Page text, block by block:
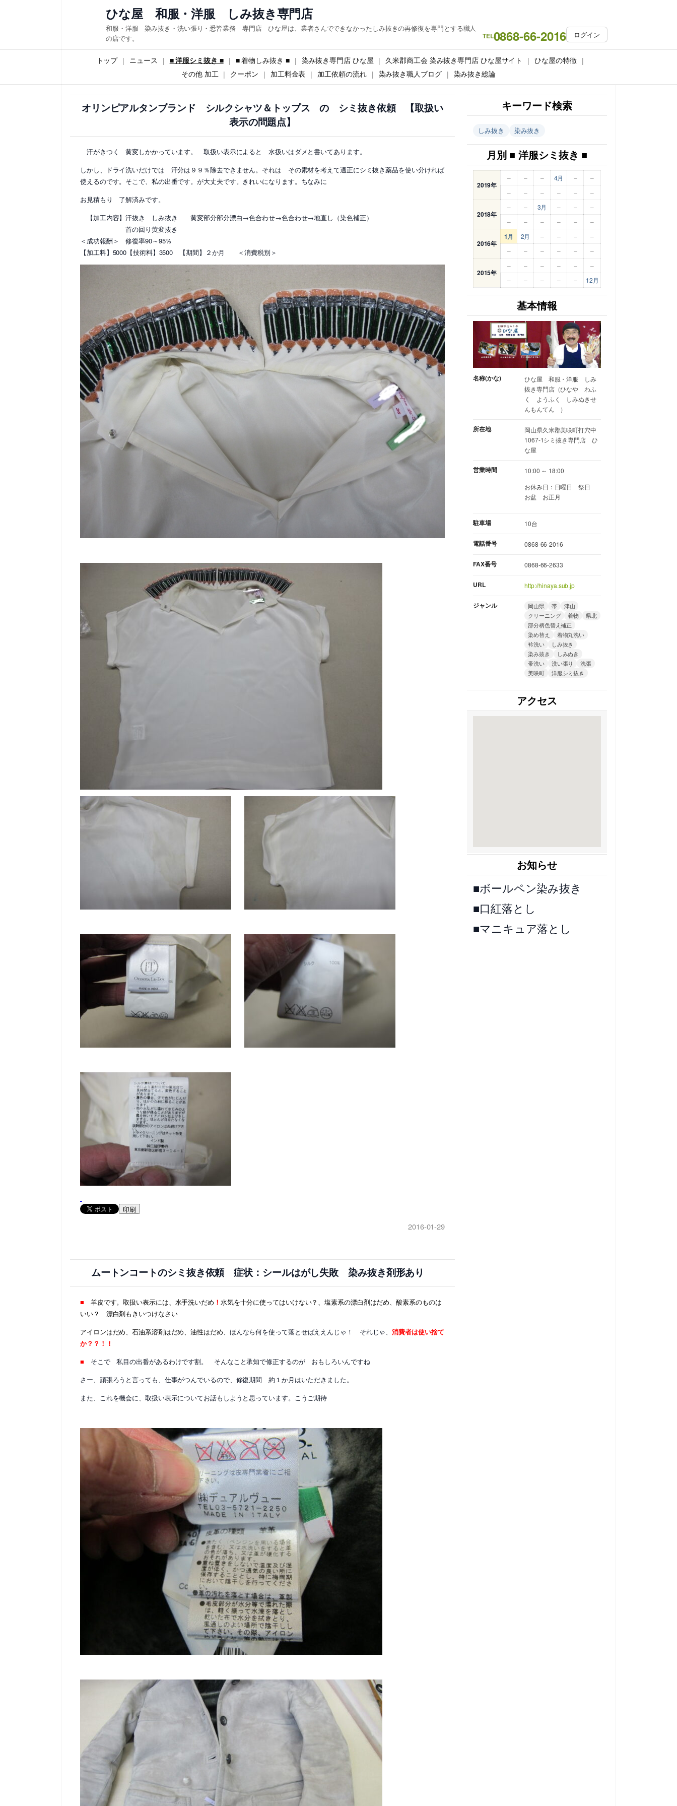
ス
ッ
ひな屋 和服・洋服 しみ抜き専門店
和服・洋服 染み抜き・洗い張り・悉皆業務 専門店 ひな屋は、業者さんでできなかったしみ抜きの再修復を専門とする職人
の店です。
TEL0868-66-2016 ログイン
トップ ニュース ■ 洋服シミ抜き ■ ■ 着物しみ抜き ■ 染み抜き専門店 ひな屋 久米郡商工会 染み抜き専門店 ひな屋サイト
ひな屋の特徴
その他 加工
クーポン 加工料金表 加工依頼の流れ 染み抜き職人ブログ 染み抜き総論
オリンピアルタンブランド シルクシャツ＆トップス の シミ抜き依頼 【取扱い
表示の問題点】
汗がきつく 黄変しかかっています。 取扱い表示によると 水扱いはダメと書いてあります。
しかし、ドライ洗いだけでは 汗分は９９％除去できません。それは その素材を考えて適正にシミ抜き薬品を使い分ければ
使えるのです。そこで、私の出番です。が大丈夫です。きれいになります。ちなみに
お見積もり 了解済みです。
【加工内容】汗抜き しみ抜き 黄変部分部分漂白→色合わせ→色合わせ→地直し（染色補正）
首の回り黄変抜き
＜成功報酬＞ 修復率90～95％
【加工料】5000【技術料】3500 【期間】２か月 ＜消費税別＞
印刷
2016-01-29
ムートンコートのシミ抜き依頼 症状：シールはがし失敗 染み抜き剤形あり
■ 羊皮です。取扱い表示には、水手洗いだめ ！ 水気を十分に使ってはいけない？、塩素系の漂白剤はだめ、酸素系のものは
いい？ 漂白剤もきいつけなさい
アイロンはだめ、石油系溶剤はだめ、油性はだめ、 ほんなら何を使って落とせばええんじゃ！ それじゃ、消費者は使い捨て
か？？！！
■ そこで 私目の出番があるわけです割。 そんなこと承知で修正するのが おもしろいんですね
さー、頑張ろうと言っても、仕事がつんでいるので、修復期間 約１か月はいただきました。
また、これを機会に、取扱い表示についてお話もしようと思っています。こうご期待
キーワード検索
しみ抜き 染み抜き
月別 ■ 洋服シミ抜き ■
2019年
– – – 4月 –
–
–
– – – – –
2018年
– – 3月 – –
–
–
– – – – –
2016年
1月 2月 – – –
–
–
– – – – –
2015年
– – – – –
–
–
– – – – 12月
基本情報
名称(かな)
ひな屋 和服・洋服 しみ
抜き専門店（ひなや わふ
く ようふく しみぬきせ
んもんてん ）
所在地
岡山県久米郡美咲町打穴中
1067-1シミ抜き専門店 ひ
な屋
営業時間
10:00 ～ 18:00
お休み日：日曜日 祭日
お盆 お正月
駐車場 10台
電話番号 0868-66-2016
FAX番号 0868-66-2633
URL http://hinaya.sub.jp
ジャンル 岡山県 帯
津山
クリーニング
着物
県北
部分柄色替え補正
染め替え
着物丸洗い
衿洗い
しみ抜き
染み抜き
しみぬき
帯洗い
洗い張り
洗張
美咲町
洋服シミ抜き
アクセス
お知らせ
■ボールペン染み抜き
■口紅落とし
■マニキュア落とし